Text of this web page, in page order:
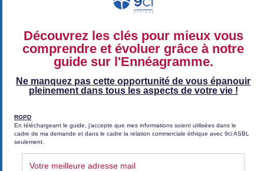
Conditions générales et Politique de
confidentialité
Politique de confidentialité
Conditions générales de vente (CGV)
Conditions générales de vente (Coaching)